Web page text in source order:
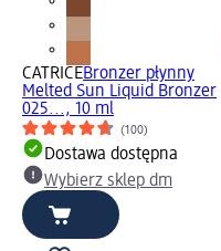
CATRICEBronzer płynny
Melted Sun Liquid Bronzer
025..., 10 ml
(100)
Dostawa dostępna
Wybierz sklep dm